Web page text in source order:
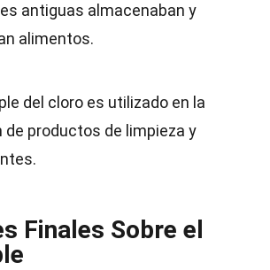
antiguas almacenaban y
alimentos.
del cloro es utilizado en la
de productos de limpieza y
Finales Sobre el